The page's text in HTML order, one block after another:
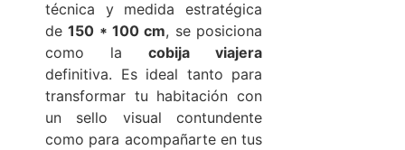
técnica y medida estratégica
de150 * 100 cm, se posiciona
como la cobija viajera
definitiva. Es ideal tanto para
transformar tu habitación con
un sello visual contundente
como para acompañarte en tus